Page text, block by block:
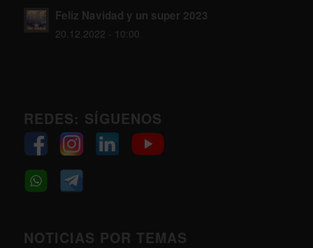
Feliz Navidad y un super 2023
20.12.2022 - 10:00
REDES: SÍGUENOS
NOTICIAS POR TEMAS